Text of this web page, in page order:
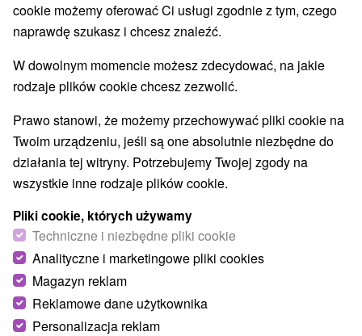
Przejdź do lokalizacji
O URZĄDZENIA SPRZĘT
cookie możemy oferować Ci usługi zgodnie z tym, czego
naprawdę szukasz i chcesz znaleźć.
W dowolnym momencie możesz zdecydować, na jakie
rodzaje plików cookie chcesz zezwolić.
Prawo stanowi, że możemy przechowywać pliki cookie na
Twoim urządzeniu, jeśli są one absolutnie niezbędne do
działania tej witryny. Potrzebujemy Twojej zgody na
wszystkie inne rodzaje plików cookie.
Pliki cookie, których używamy
Techniczne i niezbędne pliki cookie
Analityczne i marketingowe pliki cookies
Magazyn reklam
Reklamowe dane użytkownika
Personalizacja reklam